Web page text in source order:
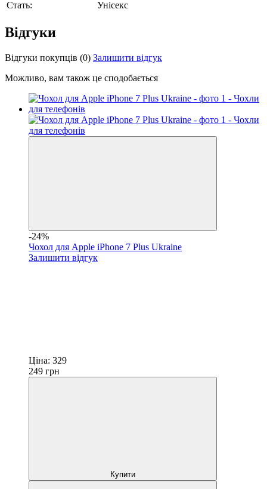
Стать:
Унісекс
Відгуки
Відгуки покупців (0) Залишити відгук
Можливо, вам також це сподобається
-24%
Чохол для Apple iPhone 7 Plus Ukraine
Залишити відгук
Ціна: 329
249 грн
Купити